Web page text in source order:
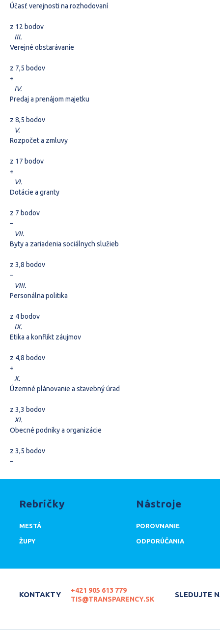
Účasť verejnosti na rozhodovaní
z 12 bodov
III.
Verejné obstarávanie
z 7,5 bodov
+
IV.
Predaj a prenájom majetku
z 8,5 bodov
V.
Rozpočet a zmluvy
z 17 bodov
+
VI.
Dotácie a granty
z 7 bodov
–
VII.
Byty a zariadenia sociálnych služieb
z 3,8 bodov
–
VIII.
Personálna politika
z 4 bodov
IX.
Etika a konflikt záujmov
z 4,8 bodov
+
X.
Územné plánovanie a stavebný úrad
z 3,3 bodov
XI.
Obecné podniky a organizácie
z 3,5 bodov
–
Rebríčky
MESTÁ
ŽUPY
Nástroje
POROVNANIE
ODPORÚČANIA
KONTAKTY
+421 905 613 779
TIS@TRANSPARENCY.SK
SLEDUJTE